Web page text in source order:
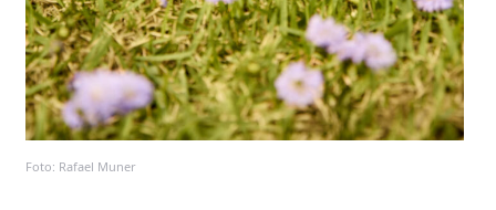
Foto: Rafael Muner